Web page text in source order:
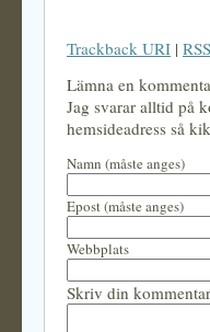
Trackback URI |
Lämna en
Jag svarar alltid på
hemsideadress så
Namn (måste anges)
Epost (måste anges)
Webbplats
Skriv din kommentar